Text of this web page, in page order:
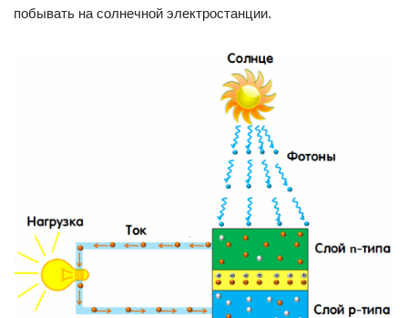
побывать на солнечной электростанции.